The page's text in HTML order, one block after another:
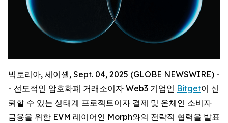
빅토리아, 세이셸, Sept. 04, 2025 (GLOBE NEWSWIRE) -
- 선도적인 암호화폐 거래소이자 Web3 기업인 Bitget이 신
뢰할 수 있는 생태계 프로젝트이자 결제 및 온체인 소비자
금융을 위한 EVM 레이어인 Morph와의 전략적 협력을 발표